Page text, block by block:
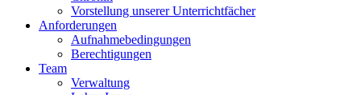
Vorstellung unserer Unterrichtfächer
Anforderungen
Aufnahmebedingungen
Berechtigungen
Team
Verwaltung